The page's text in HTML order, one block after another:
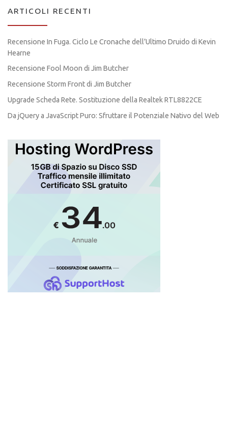
ARTICOLI RECENTI
Recensione In Fuga. Ciclo Le Cronache dell’Ultimo Druido di Kevin
Hearne
Recensione Fool Moon di Jim Butcher
Recensione Storm Front di Jim Butcher
Upgrade Scheda Rete. Sostituzione della Realtek RTL8822CE
Da jQuery a JavaScript Puro: Sfruttare il Potenziale Nativo del Web